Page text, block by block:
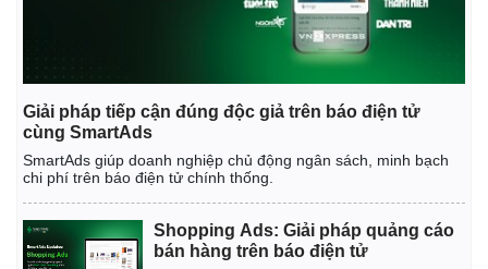
Giải pháp tiếp cận đúng độc giả trên báo điện tử
cùng SmartAds
SmartAds giúp doanh nghiệp chủ động ngân sách, minh bạch
chi phí trên báo điện tử chính thống.
Shopping Ads: Giải pháp quảng cáo
bán hàng trên báo điện tử